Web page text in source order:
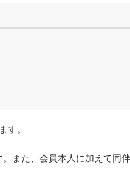
す。
また、会員本人に加えて同